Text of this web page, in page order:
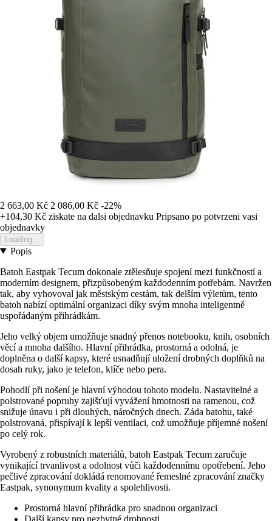
2 663,00 Kč 2 086,00 Kč -22%
+104,30 Kč ziskate na dalsi objednavku Pripsano po potvrzeni vasi
objednavky
Loading...
Popis
Batoh Eastpak Tecum dokonale ztělesňuje spojení mezi funkčností a
moderním designem, přizpůsobeným každodenním potřebám. Navržen
tak, aby vyhovoval jak městským cestám, tak delším výletům, tento
batoh nabízí optimální organizaci díky svým mnoha inteligentně
uspořádaným přihrádkám.
Jeho velký objem umožňuje snadný přenos notebooku, knih, osobních
věcí a mnoha dalšího. Hlavní přihrádka, prostorná a odolná, je
doplněna o další kapsy, které usnadňují uložení drobných doplňků na
dosah ruky, jako je telefon, klíče nebo pera.
Pohodlí při nošení je hlavní výhodou tohoto modelu. Nastavitelné a
polstrované popruhy zajišťují vyvážení hmotnosti na ramenou, což
snižuje únavu i při dlouhých, náročných dnech. Záda batohu, také
polstrovaná, přispívají k lepší ventilaci, což umožňuje příjemné nošení
po celý rok.
Vyrobený z robustních materiálů, batoh Eastpak Tecum zaručuje
vynikající trvanlivost a odolnost vůči každodennímu opotřebení. Jeho
pečlivé zpracování dokládá renomované řemeslné zpracování značky
Eastpak, synonymum kvality a spolehlivosti.
Prostorná hlavní přihrádka pro snadnou organizaci
Další kapsy pro nezbytné drobnosti